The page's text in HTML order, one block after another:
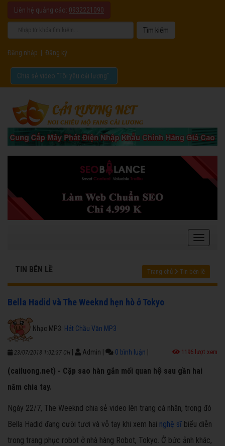
Liên hệ quảng cáo: 0932221090
Đăng nhập Đăng ký
Chia sẻ video "Tôi yêu cải lương".
TIN BÊN LỀ Trang chủ Tin bên lề
Bella Hadid và The Weeknd hẹn hò ở Tokyo
Nhạc MP3: Hát Chầu Văn MP3
23/07/2018 1:02:37 CH Admin 0 bình luận 1196 lượt xem
(cailuong.net) - Cặp sao hàn gắn mối quan hệ sau gần hai
năm chia tay.
Ngày 22/7, The Weeknd chia sẻ video lên trang cá nhân, trong đó
Bella Hadid đang cười tươi và vỗ tay khi xem hai nghệ sĩ biểu diễn
trong trang phục robot ở nhà hàng Robot, Tokyo. Ở bức ảnh khác,